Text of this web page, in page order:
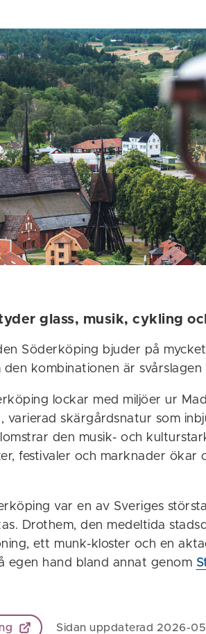
glass, musik, cykling
Söderköping bjuder på
den kombinationen är svårslagen
lockar med miljöer ur
varierad skärgårdsnatur som
den musik- och
festivaler och marknader ökar
var en av Sveriges
Drothem, den medeltida
ett munk-kloster och en
egen hand bland annat genom
Sidan uppdaterad 2026-